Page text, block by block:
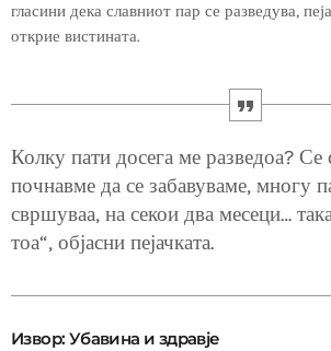
гласини дека славниот пар се разведува,
открие вистината.
Колку пати досега ме разведоа? Се
почнавме да се забавуваме, многу
свршуваа, на секои два месеци…
тоа“, објасни пејачката.
Извор: Убавина и здравје